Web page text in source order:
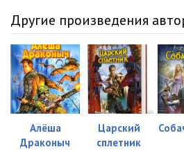
026
027
028
029
030
Другие произведения
Алёша
Драконыч
Царский
сплетник